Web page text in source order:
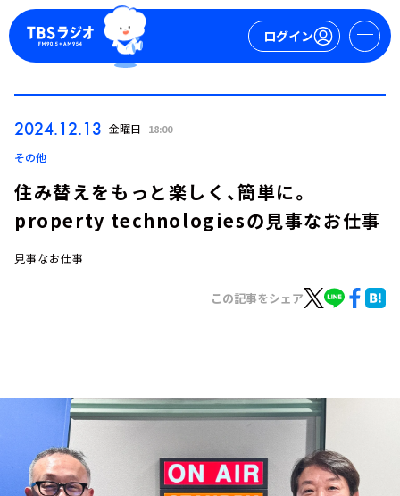
ログイン
お知らせ
イベント・グッズ
YouTube
会社情報
2024.12.13 金曜日 18:00
その他
住み替えをもっと楽しく、簡単に。
property technologiesの見事なお仕事
見事なお仕事
この記事をシェア